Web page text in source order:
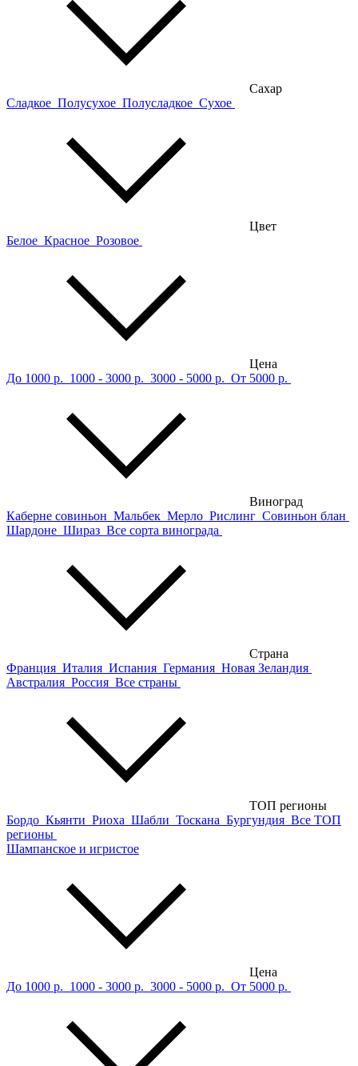
Сахар
Сладкое Полусухое Полусладкое Сухое
Цвет
Белое Красное Розовое
Цена
До 1000 р. 1000 - 3000 р. 3000 - 5000 р. От 5000 р.
Виноград
Каберне совиньон Мальбек Мерло Рислинг Совиньон блан
Шардоне Шираз Все сорта винограда
Страна
Франция Италия Испания Германия Новая Зеландия
Австралия Россия Все страны
ТОП регионы
Бордо Кьянти Риоха Шабли Тоскана Бургундия Все ТОП
регионы
Шампанское и игристое
Цена
До 1000 р. 1000 - 3000 р. 3000 - 5000 р. От 5000 р.